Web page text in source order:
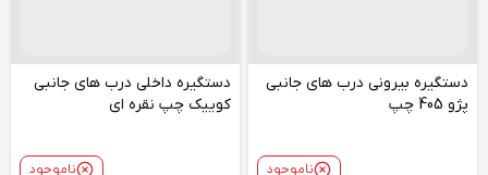
دستگیره بیرونی درب های جانبی
پژو 405 چپ
ناموجود
دستگیره داخلی درب های جانبی
کوییک چپ نقره ای
ناموجود